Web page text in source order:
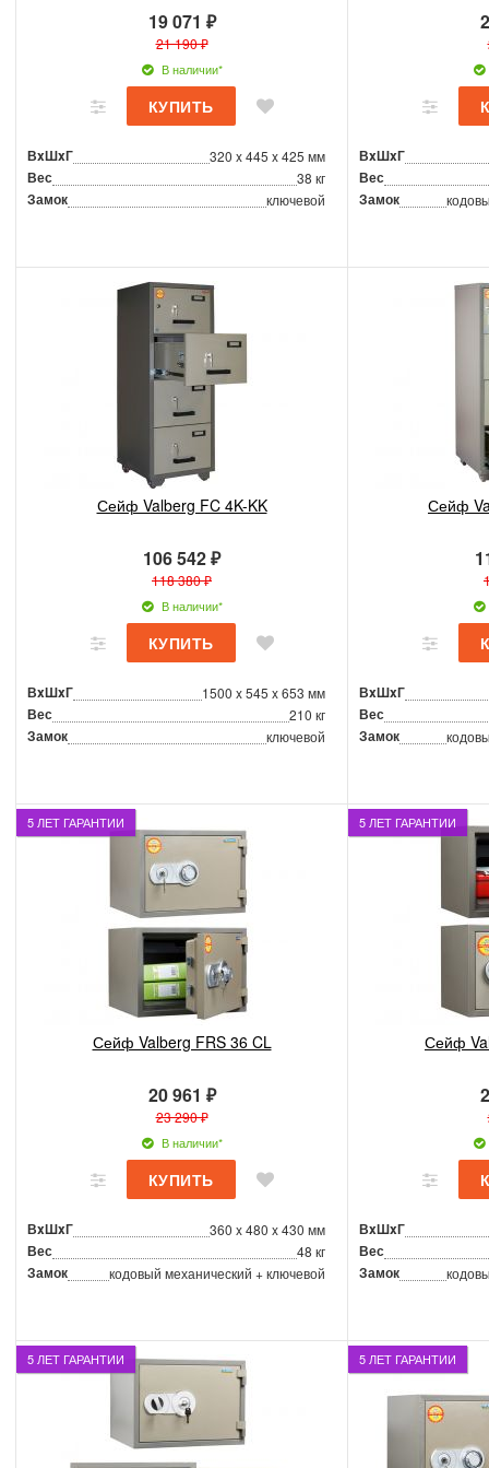
19 071 ₽
21 190 ₽
В наличии*
ВxШxГ 320 x 445 x 425 мм
Вес 38 кг
Замок ключевой
ВxШxГ
Вес
Замок
Сейф Valberg FC 4K-KK
106 542 ₽
118 380 ₽
В наличии*
ВxШxГ 1500 x 545 x 653 мм
Вес 210 кг
Замок ключевой
Сейф
ВxШxГ
Вес
Замок
5 ЛЕТ ГАРАНТИИ
Сейф Valberg FRS 36 CL
20 961 ₽
23 290 ₽
В наличии*
ВxШxГ 360 x 480 x 430 мм
Вес 48 кг
Замок кодовый механический + ключевой
5 ЛЕТ ГАРАНТИИ
Сейф
ВxШxГ
Вес
Замок
5 ЛЕТ ГАРАНТИИ 5 ЛЕТ ГАРАНТИИ